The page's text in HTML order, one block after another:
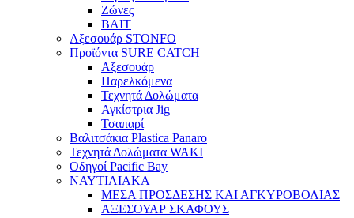
Ζώνες
BAIT
Αξεσουάρ STONFO
Προϊόντα SURE CATCH
Αξεσουάρ
Παρελκόμενα
Τεχνητά Δολώματα
Αγκίστρια Jig
Τσαπαρί
Βαλιτσάκια Plastica Panaro
Τεχνητά Δολώματα WAKI
Οδηγοί Pacific Bay
ΝΑΥΤΙΛΙΑΚΑ
ΜΕΣΑ ΠΡΟΣΔΕΣΗΣ ΚΑΙ ΑΓΚΥΡΟΒΟΛΙΑΣ
ΑΞΕΣΟΥΑΡ ΣΚΑΦΟΥΣ